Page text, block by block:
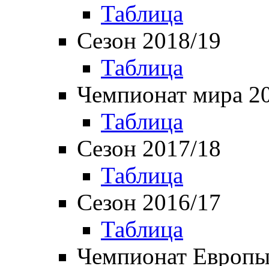
Таблица
Сезон 2018/19
Таблица
Чемпионат мира
Таблица
Сезон 2017/18
Таблица
Сезон 2016/17
Таблица
Чемпионат